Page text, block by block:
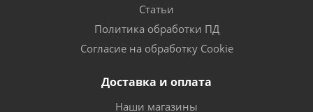
Статьи
Политика обработки ПД
Согласие на обработку Cookie
Доставка и оплата
Наши магазины